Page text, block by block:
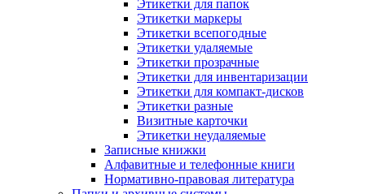
Этикетки для папок
Этикетки маркеры
Этикетки всепогодные
Этикетки удаляемые
Этикетки прозрачные
Этикетки для инвентаризации
Этикетки для компакт-дисков
Этикетки разные
Визитные карточки
Этикетки неудаляемые
Записные книжки
Алфавитные и телефонные книги
Нормативно-правовая литература